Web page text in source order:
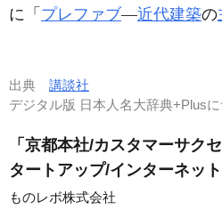
に「 プレファブ―近代建築の
出典 講談社
デジタル版 日本人名大辞典+Plus
「京都本社/カスタマーサク
タートアップ/インターネッ
ものレボ株式会社